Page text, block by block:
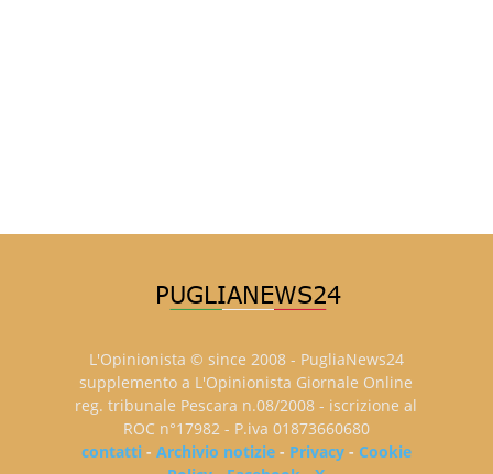
L'Opinionista © since 2008 - PugliaNews24
supplemento a L'Opinionista Giornale Online
reg. tribunale Pescara n.08/2008 - iscrizione al
ROC n°17982 - P.iva 01873660680
contatti- Archivio notizie- Privacy- Cookie